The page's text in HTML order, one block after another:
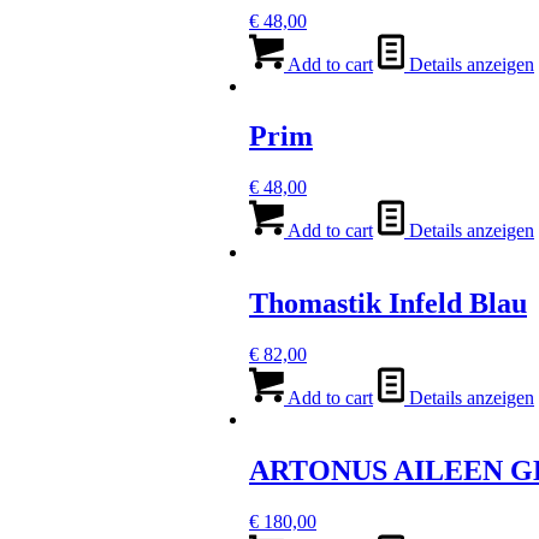
€ 48,00
Add to cart Details anzeigen
Prim
€ 48,00
Add to cart Details anzeigen
Thomastik Infeld Blau
€ 82,00
Add to cart Details anzeigen
ARTONUS AILEEN
€ 180,00